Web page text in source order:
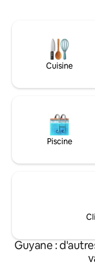
quartier calme, idéal
relax ++! Fêtes non
Cuisine
Piscine
Guyane :